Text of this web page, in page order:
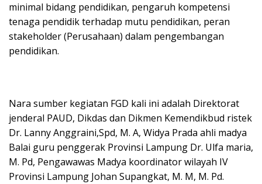
minimal bidang pendidikan, pengaruh kompetensi
tenaga pendidik terhadap mutu pendidikan, peran
stakeholder (Perusahaan) dalam pengembangan
pendidikan.
Nara sumber kegiatan FGD kali ini adalah Direktorat
jenderal PAUD, Dikdas dan Dikmen Kemendikbud ristek
Dr. Lanny Anggraini,Spd, M. A, Widya Prada ahli madya
Balai guru penggerak Provinsi Lampung Dr. Ulfa maria,
M. Pd, Pengawawas Madya koordinator wilayah IV
Provinsi Lampung Johan Supangkat, M. M, M. Pd.